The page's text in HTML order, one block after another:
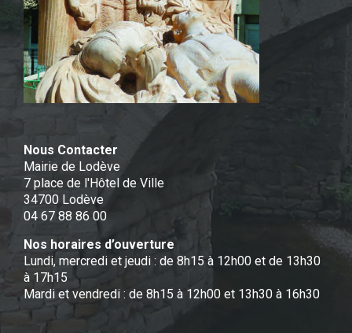
Nous Contacter
Mairie de Lodève
7 place de l'Hôtel de Ville
34700 Lodève
04 67 88 86 00
Nos horaires d’ouverture
Lundi, mercredi et jeudi : de 8h15 à 12h00 et de 13h30
à 17h15
Mardi et vendredi : de 8h15 à 12h00 et 13h30 à 16h30